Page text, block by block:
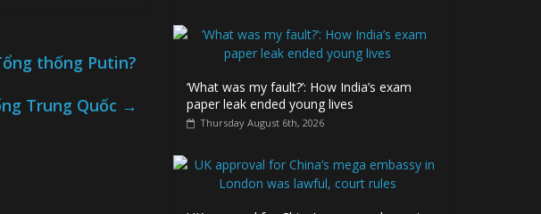
thống Putin?
Trung Quốc →
‘What was my fault?’: How India’s exam
paper leak ended young lives
Thursday August 6th, 2026